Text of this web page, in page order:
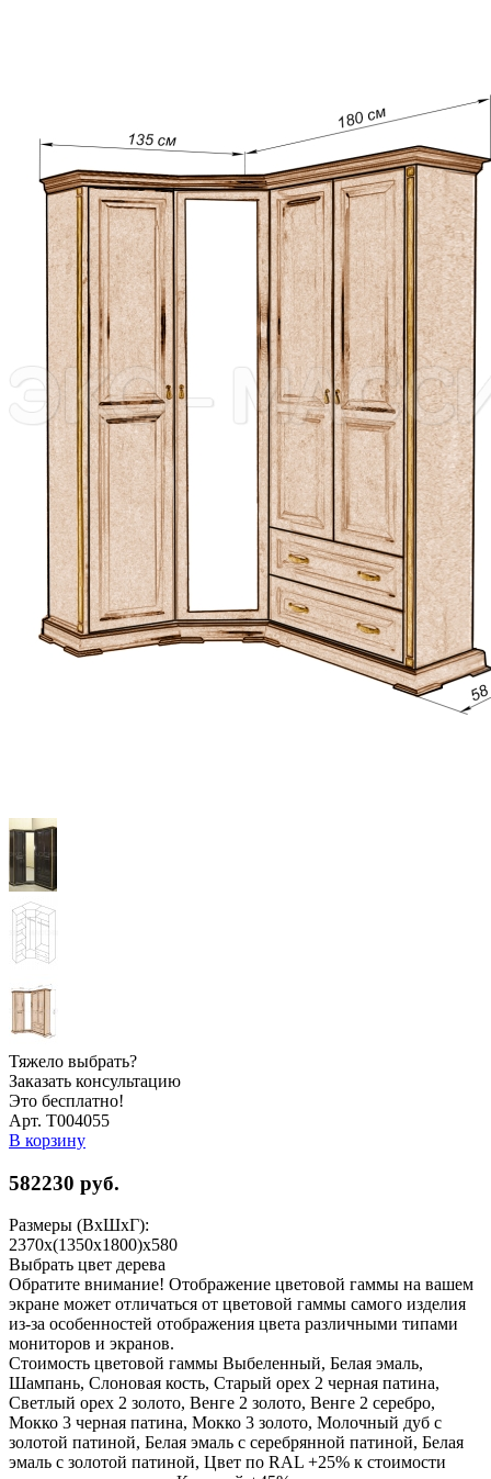
Тяжело выбрать?
Заказать консультацию
Это бесплатно!
Арт. Т004055
В корзину
582230 руб.
Размеры (ВхШхГ):
2370x(1350x1800)x580
Выбрать цвет дерева
Обратите внимание! Отображение цветовой гаммы на вашем
экране может отличаться от цветовой гаммы самого изделия
из-за особенностей отображения цвета различными типами
мониторов и экранов.
Стоимость цветовой гаммы Выбеленный, Белая эмаль,
Шампань, Слоновая кость, Старый орех 2 черная патина,
Светлый орех 2 золото, Венге 2 золото, Венге 2 серебро,
Мокко 3 черная патина, Мокко 3 золото, Молочный дуб с
золотой патиной, Белая эмаль с серебрянной патиной, Белая
эмаль с золотой патиной, Цвет по RAL +25% к стоимости